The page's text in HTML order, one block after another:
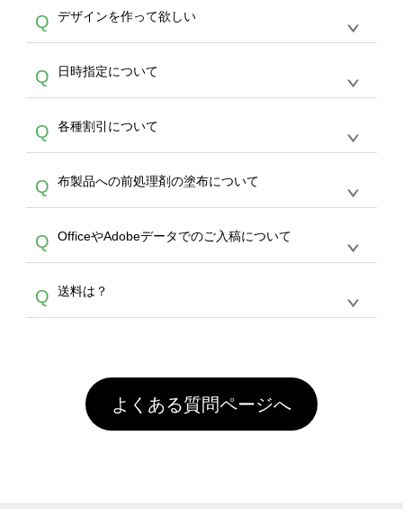
作する数量が多ければ多いほど、オンデマンド
サービスよりも低価格で製作することが可能で
す。
写真などもアップロード可能です。使用できな
い画像はエラーになります。（※ Illustratorか
らの直接入稿には対応していません。AIで保存
し、デザインツールからアップロードして下さ
い）
A
文のみ受け付けております。30個以上のご製
作をお考えの方は、サポートが担当するエコバ
スをご利用頂ければ、電話やFAX、メールなど
でご注文が可能です。
Q デザインを作って欲しい
A
を作って欲しい。などの場合は、製作数量が
30個以上であれば、サポート担当が、デザイ
バッグコンシェル
サー
ビスをご利用ください。(※ 30個以下の場合
は、デザインツールをご利用ください)
Q 日時指定について
A
ん。発送後18時以降に配送業者・伝票番号を
メールでお知らせいたしますので、直接配送業
者にご連絡いただき調整をお願い致します。
Q 各種割引について
A
カート内で自動的に割引(最大50%)が適用され
ます。 【付与ポイント】購入金額の1％が1ポ
イントとして付与され、次回ご注文時に1ポイ
ント＝1円としてお使いいただけます。ポイン
トは発送完了の翌日に付与され、次回ご注文時
からご利用頂けます。ポイントの有効期限は一
年間です。【会員ランク】過去10カ月のご注
文回数により会員ランク割引(最大5%)が適用
頂いても、ログインがされていなければ、ラン
クにカウントがされません。
Q 布製品への前処理剤の塗布について
A
意点（前処理剤）】カラー生地（Tシャツのホ
ワイト、トートバッグのナチュラル、ホワイト
といって、プリントを定着させるための処理剤
を塗布しており、短納期・低価格で商品をお届
害な性質で、水洗いで落とすことが可能です。
お手数ですが、お客様ご自身にて着用前に落と
していただけますようお願いいたします。※1
通常注文・直送機能でのご注文に関わらず、前
Q OfficeやAdobeデータでのご入稿について
A
ません。いずれのデータも該当デザインのみ画
像(JPEG,PNG,GIF,PDF)に変換、またはAdobe
Q 送料は？
引」などによるお値引きで4,000円未満になる
場合は送料がかかりますので、ご注意くださ
い。
よくある質問ページへ